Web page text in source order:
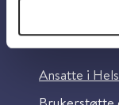
Ansatte i